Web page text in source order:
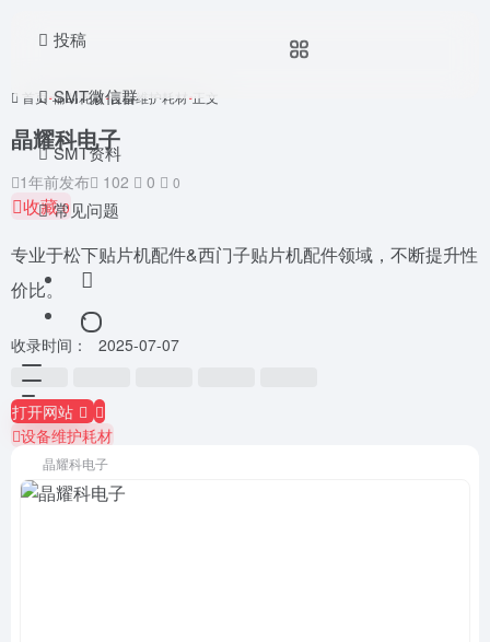
投稿
SMT微信群
SMT资料
常见问题
首页•辅助耗材•设备维护耗材•正文
晶耀科电子
1年前发布 102 0 0
收藏0
专业于松下贴片机配件&西门子贴片机配件领域，不断提升性
价比。
收录时间： 2025-07-07
打开网站
设备维护耗材
晶耀科电子